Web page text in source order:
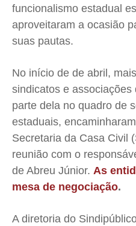
funcionalismo estadual
aproveitaram a ocasião
suas pautas.
No início de de abril,
sindicatos e associações
parte dela no quadro de
estaduais,
Secretaria da Casa Civil
reunião com o
de Abreu Júnior. As
mesa de negociação.
A diretoria do